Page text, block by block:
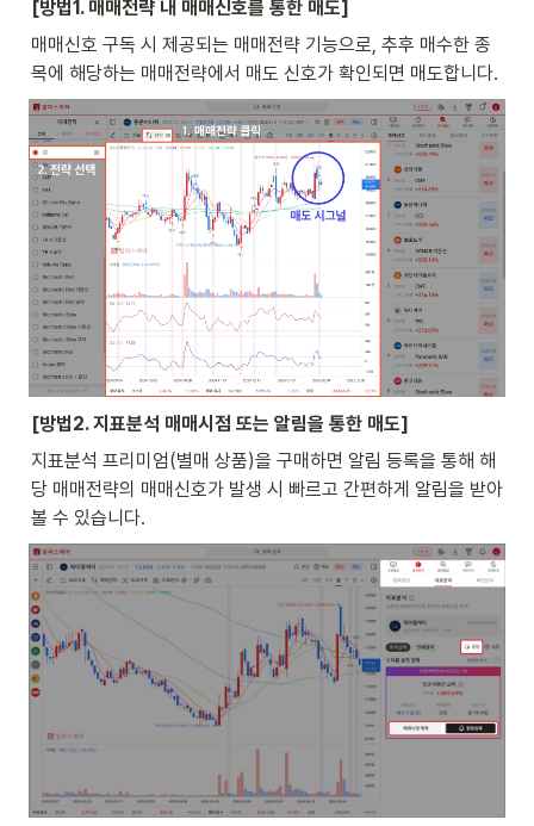
[방법1. 매매전략 내 매매신호를 통한 매도]
매매신호 구독 시 제공되는 매매전략 기능으로, 추후 매수한 종
목에 해당하는 매매전략에서 매도 신호가 확인되면 매도합니다.
[방법2. 지표분석 매매시점 또는 알림을 통한 매도]
지표분석 프리미엄(별매 상품)을 구매하면 알림 등록을 통해 해
당 매매전략의 매매신호가 발생 시 빠르고 간편하게 알림을 받아
볼 수 있습니다.